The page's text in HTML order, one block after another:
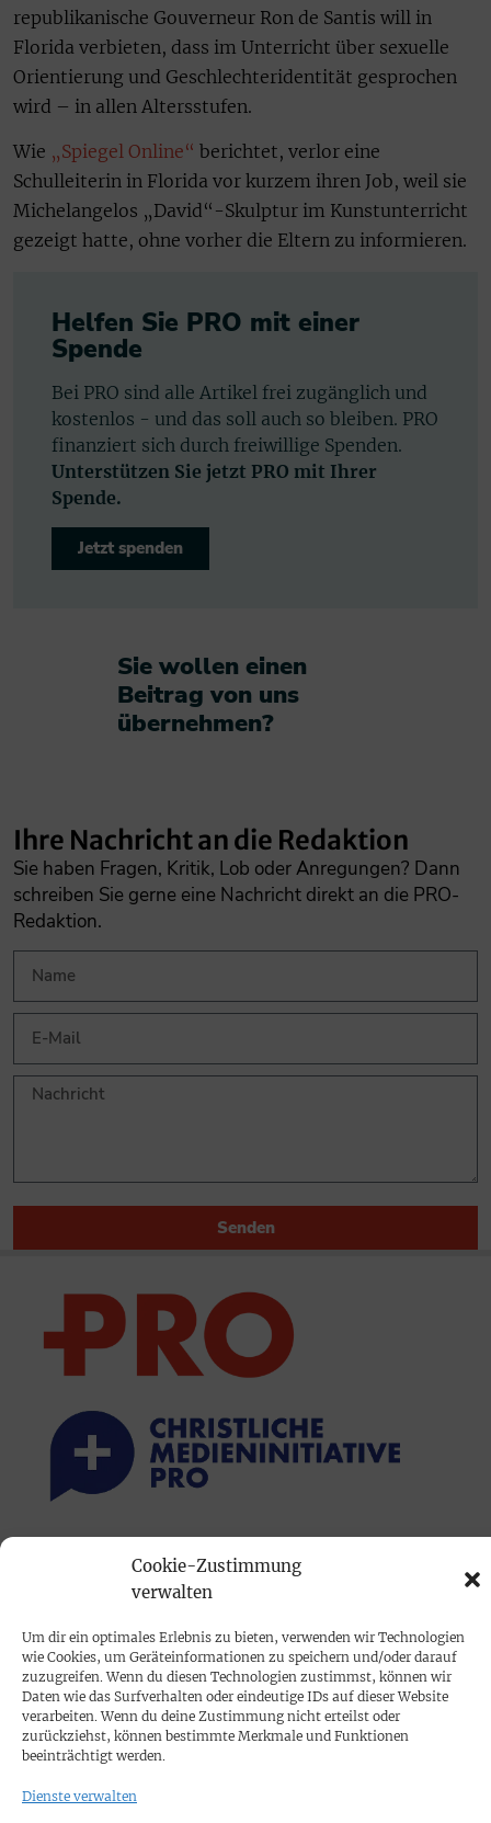
Cookie-Zustimmung
verwalten
Um dir ein optimales Erlebnis zu bieten, verwenden wir Technologien
wie Cookies, um Geräteinformationen zu speichern und/oder darauf
zuzugreifen. Wenn du diesen Technologien zustimmst, können wir
Daten wie das Surfverhalten oder eindeutige IDs auf dieser Website
verarbeiten. Wenn du deine Zustimmung nicht erteilst oder
zurückziehst, können bestimmte Merkmale und Funktionen
beeinträchtigt werden.
Dienste verwalten
republikanische Gouverneur Ron de Santis will in
Florida verbieten, dass im Unterricht über sexuelle
Orientierung und Geschlechteridentität gesprochen
wird – in allen Altersstufen.
Wie „Spiegel Online“ berichtet, verlor eine
Schulleiterin in Florida vor kurzem ihren Job, weil sie
Michelangelos „David“-Skulptur im Kunstunterricht
gezeigt hatte, ohne vorher die Eltern zu informieren.
Helfen Sie PRO mit einer
Spende
Bei PRO sind alle Artikel frei zugänglich und
kostenlos - und das soll auch so bleiben. PRO
finanziert sich durch freiwillige Spenden.
Unterstützen Sie jetzt PRO mit Ihrer
Spende.
Jetzt spenden
Sie wollen einen
Beitrag von uns
übernehmen?​
Ihre Nachricht an die Redaktion
Sie haben Fragen, Kritik, Lob oder Anregungen? Dann
schreiben Sie gerne eine Nachricht direkt an die PRO-
Redaktion.
Senden
PRINTAUSGABE
Mediadaten
PROKOMPAKT
Impressum
SPENDEN
Datenschutz